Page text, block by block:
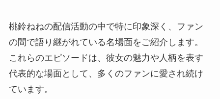
桃鈴ねねの配信活動の中で特に印象深く、ファン
の間で語り継がれている名場面をご紹介します。
これらのエピソードは、彼女の魅力や人柄を表す
代表的な場面として、多くのファンに愛され続け
ています。